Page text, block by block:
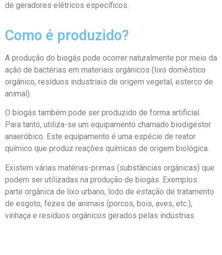
de geradores elétricos específicos.
Como é produzido?
A produção do biogás pode ocorrer naturalmente por meio da
ação de bactérias em materiais orgânicos (lixo doméstico
orgânico, resíduos industriais de origem vegetal, esterco de
animal).
O biogás também pode ser produzido de forma artificial.
Para tanto, utiliza-se um equipamento chamado biodigestor
anaeróbico. Este equipamento é uma espécie de reator
químico que produz reações químicas de origem biológica.
Existem várias matérias-primas (substâncias orgânicas) que
podem ser utilizadas na produção de biogás. Exemplos:
parte orgânica de lixo urbano, lodo de estação de tratamento
de esgoto, fezes de animais (porcos, bois, aves, etc.),
vinhaça e resíduos orgânicos gerados pelas indústrias.